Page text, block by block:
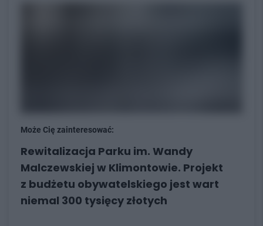
Może Cię zainteresować:
Rewitalizacja Parku im. Wandy
Malczewskiej w Klimontowie. Projekt
z budżetu obywatelskiego jest wart
niemal 300 tysięcy złotych